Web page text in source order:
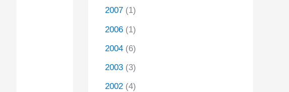
2007 (1)
2006 (1)
2004 (6)
2003 (3)
2002 (4)